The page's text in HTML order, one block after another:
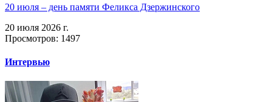
20 июля – день памяти Феликса Дзержинского
20 июля 2026 г.
Просмотров: 1497
Интервью